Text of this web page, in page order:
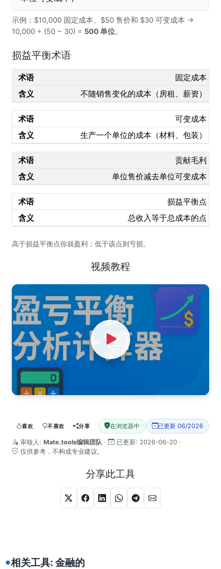
示例：$10,000 固定成本、$50 售价和 $30 可变成本 →
10,000 ÷ (50 − 30) = 500 单位。
损益平衡术语
固定成本
不随销售变化的成本（房租、薪资）
可变成本
生产一个单位的成本（材料、包装）
贡献毛利
单位售价减去单位可变成本
损益平衡点
总收入等于总成本的点
高于损益平衡点你就盈利；低于该点则亏损。
视频教程
Watch Video
喜欢 不喜欢 分享 在浏览器中 已更新 06/2026
审核人: Mate.tools编辑团队 · 已更新: 2026-06-20 ·
仅供参考，不构成专业建议。
分享此工具
相关工具: 金融的